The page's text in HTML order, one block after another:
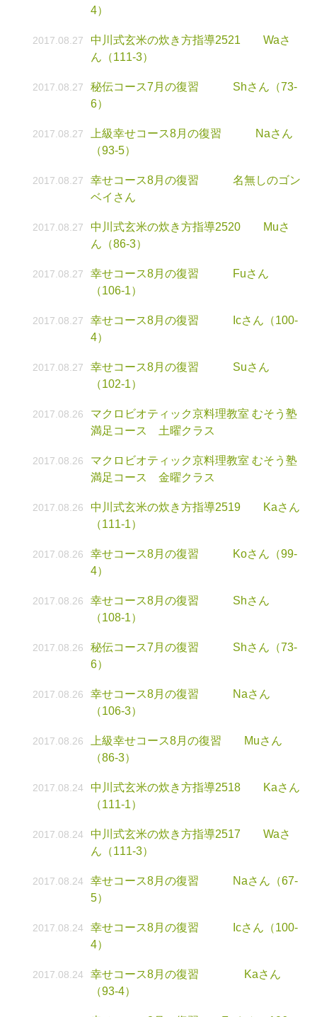
4）
2017.08.27
中川式玄米の炊き方指導2521 Waさ
ん（111-3）
2017.08.27
秘伝コース7月の復習 Shさん（73-
6）
2017.08.27
上級幸せコース8月の復習 Naさん
（93-5）
2017.08.27
幸せコース8月の復習 名無しのゴン
ベイさん
2017.08.27
中川式玄米の炊き方指導2520 Muさ
ん（86-3）
2017.08.27
幸せコース8月の復習 Fuさん
（106-1）
2017.08.27
幸せコース8月の復習 Icさん（100-
4）
2017.08.27
幸せコース8月の復習 Suさん
（102-1）
2017.08.26
マクロビオティック京料理教室 むそう塾
満足コース 土曜クラス
2017.08.26
マクロビオティック京料理教室 むそう塾
満足コース 金曜クラス
2017.08.26
中川式玄米の炊き方指導2519 Kaさん
（111-1）
2017.08.26
幸せコース8月の復習 Koさん（99-
4）
2017.08.26
幸せコース8月の復習 Shさん
（108-1）
2017.08.26
秘伝コース7月の復習 Shさん（73-
6）
2017.08.26
幸せコース8月の復習 Naさん
（106-3）
2017.08.26
上級幸せコース8月の復習 Muさん
（86-3）
2017.08.24
中川式玄米の炊き方指導2518 Kaさん
（111-1）
2017.08.24
中川式玄米の炊き方指導2517 Waさ
ん（111-3）
2017.08.24
幸せコース8月の復習 Naさん（67-
5）
2017.08.24
幸せコース8月の復習 Icさん（100-
4）
2017.08.24
幸せコース8月の復習 Kaさん
（93-4）